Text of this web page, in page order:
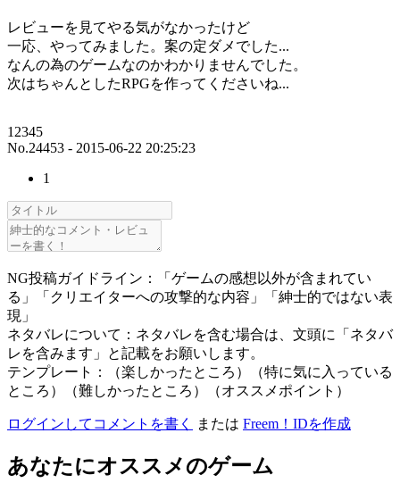
レビューを見てやる気がなかったけど
一応、やってみました。案の定ダメでした...
なんの為のゲームなのかわかりませんでした。
次はちゃんとしたRPGを作ってくださいね...
12345
No.24453 - 2015-06-22 20:25:23
1
NG投稿ガイドライン：「ゲームの感想以外が含まれてい
る」「クリエイターへの攻撃的な内容」「紳士的ではない表
現」
ネタバレについて：ネタバレを含む場合は、文頭に「ネタバ
レを含みます」と記載をお願いします。
テンプレート：（楽しかったところ）（特に気に入っている
ところ）（難しかったところ）（オススメポイント）
ログインしてコメントを書く または Freem！IDを作成
あなたにオススメのゲーム